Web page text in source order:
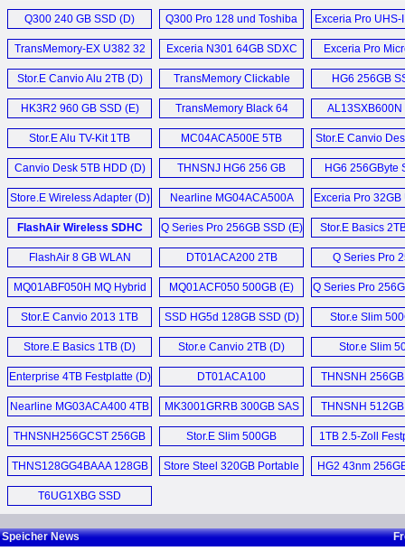
M402 (D)
NVMe M.2 SSD (E)
Q300 240 GB SSD (D)
Q300 Pro 128 und Toshiba
Q300 Pro 256 GB (D)
Exceria Pro UHS-
Karten
TransMemory-EX U382 32
GB Typ-A und Typ-C Stick (D)
Exceria N301 64GB SDXC
Card (E)
Exceria Pro
Stor.E Canvio Alu 2TB (D)
TransMemory Clickable
32GB (D)
HG6 256GB
HK3R2 960 GB SSD (E)
TransMemory Black 64
GB (D)
AL13SXB600N
SAS (E)
Stor.E Alu TV-Kit 1TB
Festplatte (D)
MC04ACA500E 5TB
Festplatten (D)
Stor.E Canvio
Canvio Desk 5TB HDD (D)
THNSNJ HG6 256 GB
SSD (E)
HG6 256GByte
Store.E Wireless Adapter (D)
Nearline MG04ACA500A
5TB HDD (E)
Exceria Pro 32GB
FlashAir Wireless SDHC
32GB (D)
Q Series Pro 256GB SSD (E)
Stor.E Basics
1TB, Slim
My Passport
FlashAir 8 GB WLAN
SDHC (D)
DT01ACA200 2TB
Festplatten (D)
Q Series Pro
SSD (D)
MQ01ABF050H MQ Hybrid
Drive 500 GB SSHD (D)
MQ01ACF050 500GB (E) Q Series Pro
Stor.E Canvio 2013 1TB
HDD (D)
SSD HG5d 128GB SSD (D) Stor.e Slim
Store.E Basics 1TB (D) Stor.e Canvio 2TB (D)
Stor.e Slim
Festplatten
Enterprise 4TB Festplatte (D)
DT01ACA100
Festplatten (D)
THNSNH
Nearline MG03ACA400 4TB
SATA3 HDD (E)
MK3001GRRB 300GB SAS
HDD (E)
THNSNH
THNSNH256GCST 256GB
SSD (E)
Stor.E Slim 500GB
Festplatte (D)
1TB 2.5-Zoll
THNS128GG4BAAA 128GB
SSD (E)
Store Steel 320GB Portable
HG2 43nm
T6UG1XBG SSD
Controller (E)
Speicher News